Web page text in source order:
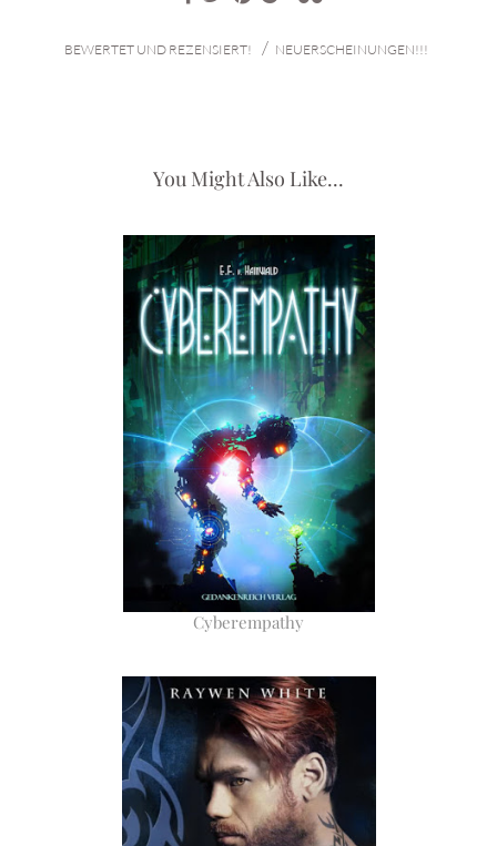
BEWERTET UND REZENSIERT! / NEUERSCHEINUNGEN!!!
You Might Also Like...
Cyberempathy